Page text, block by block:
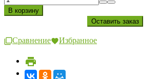
Сравнение Избранное